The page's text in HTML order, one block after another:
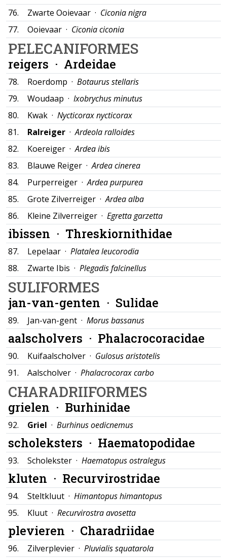
76. Zwarte Ooievaar · Ciconia nigra
77.
Ooievaar · Ciconia ciconia
PELECANIFORMES
reigers · Ardeidae
78. Roerdomp · Botaurus stellaris
79.
Woudaap · Ixobrychus minutus
80.
Kwak · Nycticorax nycticorax
81.
Ralreiger ·Ardeola ralloides
82.
Koereiger ·Ardea ibis
83.
Blauwe Reiger ·Ardea cinerea
84.
Purperreiger ·Ardea purpurea
85.
Grote Zilverreiger ·Ardea alba
86.
Kleine Zilverreiger · Egretta garzetta
ibissen · Threskiornithidae
87. Lepelaar · Platalea leucorodia
88.
Zwarte Ibis · Plegadis falcinellus
SULIFORMES
jan-van-genten · Sulidae
89. Jan-van-gent · Morus bassanus
aalscholvers · Phalacrocoracidae
90. Kuifaalscholver · Gulosus aristotelis
91.
Aalscholver · Phalacrocorax carbo
CHARADRIIFORMES
grielen · Burhinidae
92. Griel · Burhinus oedicnemus
scholeksters · Haematopodidae
93. Scholekster · Haematopus ostralegus
kluten · Recurvirostridae
94. Steltkluut · Himantopus himantopus
95.
Kluut · Recurvirostra avosetta
plevieren · Charadriidae
96. Zilverplevier · Pluvialis squatarola